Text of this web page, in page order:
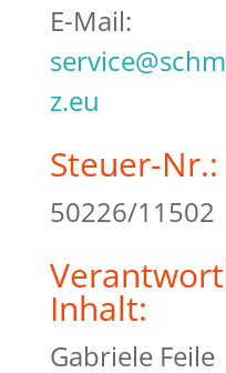
E-Mail:
z.eu
Steuer-Nr.:
50226/11502
Inhalt:
Gabriele Feile